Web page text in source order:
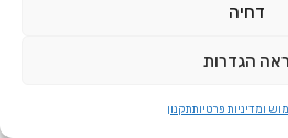
דחיה
ראה הגדרות
ומדיניות פרטיותתקנון
הקיסרית.